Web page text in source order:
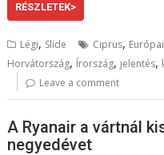
RÉSZLETEK>
Légi, Slide Ciprus,
Horvátország, Írország, jelentés,
Leave a comment
A Ryanair a vártnál
negyedévet